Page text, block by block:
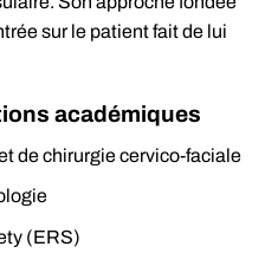
sur le patient fait de lui
académiques
de chirurgie cervico-faciale
(ERS)